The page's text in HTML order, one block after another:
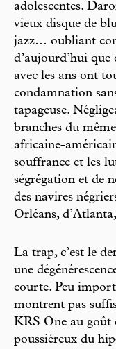
adolescentes.
vieux disque de
jazz… oubliant
d’aujourd’hui que
avec les ans ont
condamnation
tapageuse.
branches du
africaine-
souffrance et les
ségrégation et de
des navires
Orléans,
La trap, c’est le
une
courte. Peu
montrent pas
KRS One au goût
poussiéreux du